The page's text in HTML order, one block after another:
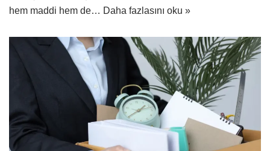
hem maddi hem de… Daha fazlasını oku »